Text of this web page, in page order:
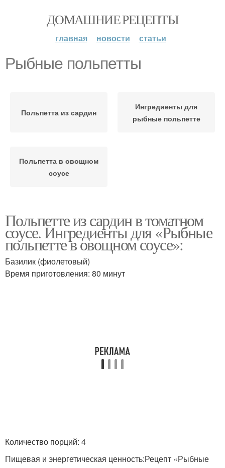
ДОМАШНИЕ РЕЦЕПТЫ
главная новости статьи
Рыбные польпетты
Польпетта из сардин
Ингредиенты для
рыбные польпетте
Польпетта в овощном
соусе
Польпетте из сардин в томатном
соусе. Ингредиенты для «Рыбные
польпетте в овощном соусе»:
Базилик (фиолетовый)
Время приготовления: 80 минут
Количество порций: 4
Пищевая и энергетическая ценность:Рецепт «Рыбные